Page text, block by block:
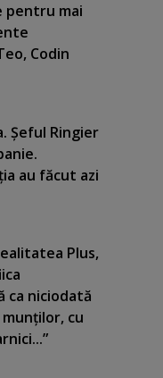
pentru mai
Codin
Şeful Ringier
au făcut azi
Plus,
ca niciodată
cu